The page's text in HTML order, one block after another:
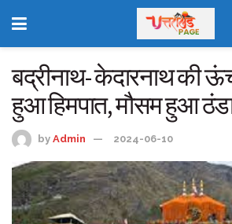
बद्रीनाथ- केदारनाथ की
हुआ हिमपात, मौसम हुआ
by Admin 2024-06-10